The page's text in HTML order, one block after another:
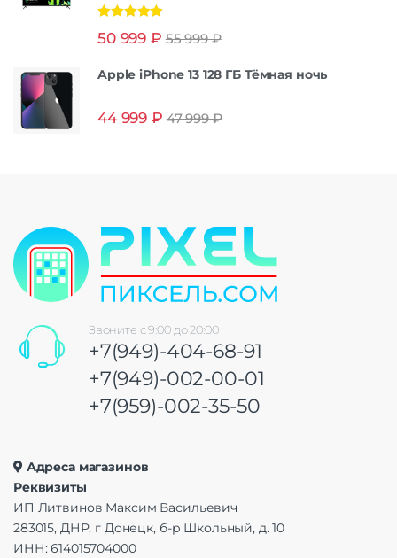
из 5
50 999 ₽ 55 999₽
Apple iPhone 13 128 ГБ Тёмная ночь
44 999 ₽ 47 999₽
Звоните с 9:00 до 20:00
+7(949)-404-68-91
+7(949)-002-00-01
+7(959)-002-35-50
Адреса магазинов
Реквизиты
ИП Литвинов Максим Васильевич
283015, ДНР, г Донецк, б-р Школьный, д. 10
ИНН: 614015704000